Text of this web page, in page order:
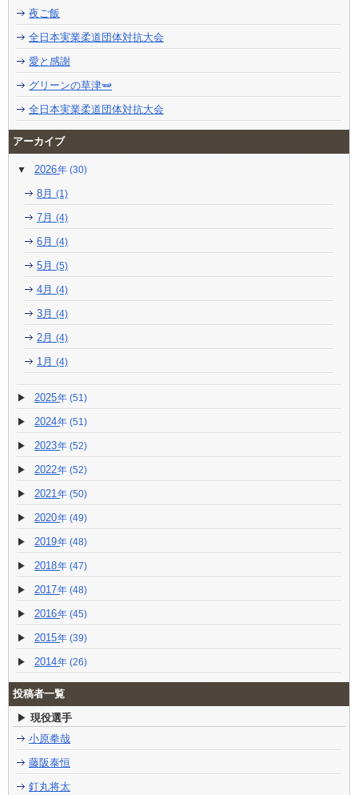
夜ご飯
全日本実業柔道団体対抗大会
愛と感謝
グリーンの草津🫛
全日本実業柔道団体対抗大会
アーカイブ
2026 (30)
8月 (1)
7月 (4)
6月 (4)
5月 (5)
4月 (4)
3月 (4)
2月 (4)
1月 (4)
2025 (51)
2024 (51)
2023 (52)
2022 (52)
2021 (50)
2020 (49)
2019 (48)
2018 (47)
2017 (48)
2016 (45)
2015 (39)
2014 (26)
投稿者一覧
現役選手
小原拳哉
藤阪泰恒
釘丸将太